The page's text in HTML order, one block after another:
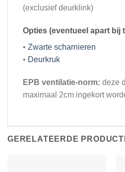
(exclusief deurklink)
Opties (eventueel apart bij
• Zwarte scharnieren
• Deurkruk
EPB ventilatie-norm: deze
maximaal 2cm ingekort
GERELATEERDE